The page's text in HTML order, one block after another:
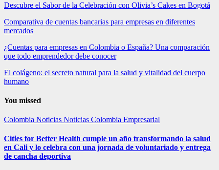
Descubre el Sabor de la Celebración con Olivia’s Cakes en Bogotá
Comparativa de cuentas bancarias para empresas en diferentes
mercados
¿Cuentas para empresas en Colombia o España? Una comparación
que todo emprendedor debe conocer
El colágeno: el secreto natural para la salud y vitalidad del cuerpo
humano
You missed
Colombia Noticias Noticias Colombia Empresarial
Cities for Better Health cumple un año transformando la salud
en Cali y lo celebra con una jornada de voluntariado y entrega
de cancha deportiva